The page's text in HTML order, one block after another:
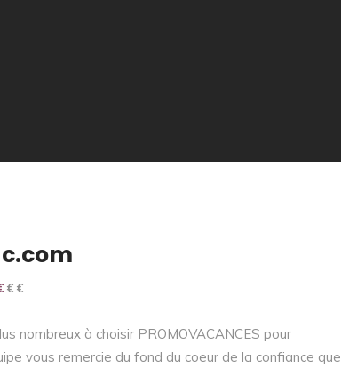
€ €
nombreux à choisir PROMOVACANCES pour
vous remercie du fond du coeur de la confiance que